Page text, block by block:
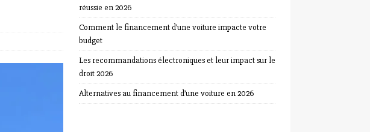
réussie en 2026
Comment le financement d’une voiture impacte votre
budget
Les recommandations électroniques et leur impact sur le
droit 2026
Alternatives au financement d’une voiture en 2026